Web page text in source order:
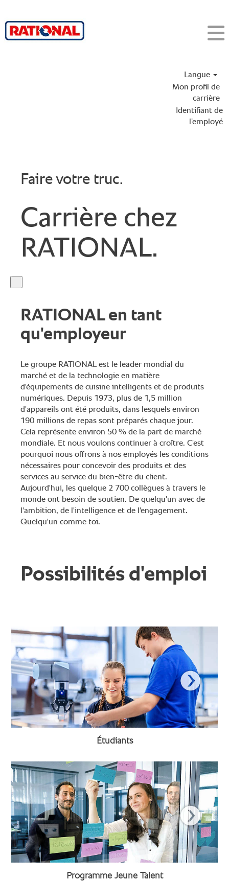
Langue
Mon profil de
carrière
Identifiant de
l’employé
Faire votre truc.
Carrière chez
RATIONAL.
RATIONAL en tant
qu'employeur
Le groupe RATIONAL est le leader mondial du
marché et de la technologie en matière
d'équipements de cuisine intelligents et de produits
numériques. Depuis 1973, plus de 1,5 million
d'appareils ont été produits, dans lesquels environ
190 millions de repas sont préparés chaque jour.
Cela représente environ 50 % de la part de marché
mondiale. Et nous voulons continuer à croître. C'est
pourquoi nous offrons à nos employés les conditions
nécessaires pour concevoir des produits et des
services au service du bien-être du client.
Aujourd'hui, les quelque 2 700 collègues à travers le
monde ont besoin de soutien. De quelqu'un avec de
l'ambition, de l'intelligence et de l'engagement.
Quelqu'un comme toi.
Possibilités d'emploi
Étudiants
Programme Jeune Talent